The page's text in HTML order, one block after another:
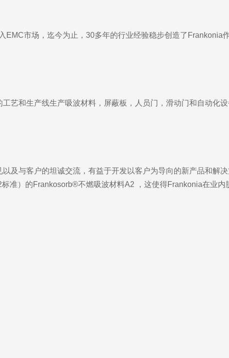
EMC市场，迄今为止，30多年的行业经验稳步创造了Frankonia
艺和生产线生产吸波材料，屏蔽板，人员门，滑动门和自动化
及与客户的坦诚交流，有益于开发以客户为导向的新产品和解
准）的Frankosorb®不燃吸波材料A2 ，这使得Frankonia在业内